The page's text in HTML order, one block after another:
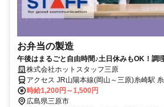
お弁当の製造
午後はまるごと自由時間♪土日休みもOK！調
シピに沿ってお弁当や朝食作り
株式会社ホットスタッフ三原
アクセス JR山陽本線(岡山～三原)糸崎駅
から車で7分 尾道駅から車で17分 ●車・バイク・自転車での通勤
OK！ ※無料駐車場、駐輪場完備
時給1,200円～1,500円
広島県三原市